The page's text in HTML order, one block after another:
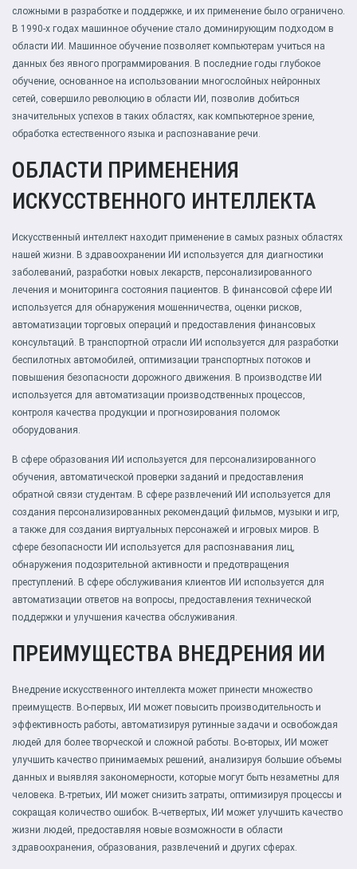
сложными в разработке и поддержке, и их применение было ограничено.
В 1990-х годах машинное обучение стало доминирующим подходом в
области ИИ. Машинное обучение позволяет компьютерам учиться на
данных без явного программирования. В последние годы глубокое
обучение, основанное на использовании многослойных нейронных
сетей, совершило революцию в области ИИ, позволив добиться
значительных успехов в таких областях, как компьютерное зрение,
обработка естественного языка и распознавание речи.
ОБЛАСТИ ПРИМЕНЕНИЯ
ИСКУССТВЕННОГО ИНТЕЛЛЕКТА
Искусственный интеллект находит применение в самых разных областях
нашей жизни. В здравоохранении ИИ используется для диагностики
заболеваний, разработки новых лекарств, персонализированного
лечения и мониторинга состояния пациентов. В финансовой сфере ИИ
используется для обнаружения мошенничества, оценки рисков,
автоматизации торговых операций и предоставления финансовых
консультаций. В транспортной отрасли ИИ используется для разработки
беспилотных автомобилей, оптимизации транспортных потоков и
повышения безопасности дорожного движения. В производстве ИИ
используется для автоматизации производственных процессов,
контроля качества продукции и прогнозирования поломок
оборудования.
В сфере образования ИИ используется для персонализированного
обучения, автоматической проверки заданий и предоставления
обратной связи студентам. В сфере развлечений ИИ используется для
создания персонализированных рекомендаций фильмов, музыки и игр,
а также для создания виртуальных персонажей и игровых миров. В
сфере безопасности ИИ используется для распознавания лиц,
обнаружения подозрительной активности и предотвращения
преступлений. В сфере обслуживания клиентов ИИ используется для
автоматизации ответов на вопросы, предоставления технической
поддержки и улучшения качества обслуживания.
ПРЕИМУЩЕСТВА ВНЕДРЕНИЯ ИИ
Внедрение искусственного интеллекта может принести множество
преимуществ. Во-первых, ИИ может повысить производительность и
эффективность работы, автоматизируя рутинные задачи и освобождая
людей для более творческой и сложной работы. Во-вторых, ИИ может
улучшить качество принимаемых решений, анализируя большие объемы
данных и выявляя закономерности, которые могут быть незаметны для
человека. В-третьих, ИИ может снизить затраты, оптимизируя процессы и
сокращая количество ошибок. В-четвертых, ИИ может улучшить качество
жизни людей, предоставляя новые возможности в области
здравоохранения, образования, развлечений и других сферах.